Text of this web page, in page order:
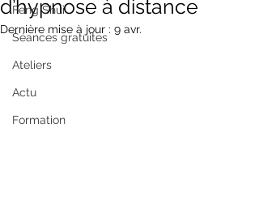
Feng Shui
Séances gratuites
Ateliers
Actu
Formation
d’hypnose à distance
Dernière mise à jour : 9 avr.